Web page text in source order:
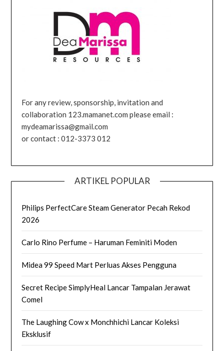
For any review, sponsorship, invitation and
collaboration 123.mamanet.com please email :
mydeamarissa@gmail.com
or contact : 012-3373 012
ARTIKEL POPULAR
Philips PerfectCare Steam Generator Pecah Rekod
2026
Carlo Rino Perfume – Haruman Feminiti Moden
Midea 99 Speed Mart Perluas Akses Pengguna
Secret Recipe SimplyHeal Lancar Tampalan Jerawat
Comel
The Laughing Cow x Monchhichi Lancar Koleksi
Eksklusif